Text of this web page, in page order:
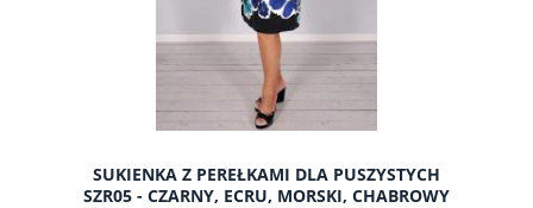
SUKIENKA Z PEREŁKAMI DLA PUSZYSTYCH
SZR05 - CZARNY, ECRU, MORSKI, CHABROWY